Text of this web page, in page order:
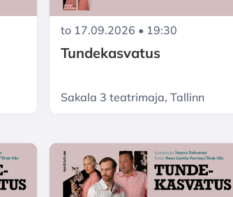
to 17.09.2026 • 19:30
Tundekasvatus
Sakala 3 teatrimaja, Tallinn